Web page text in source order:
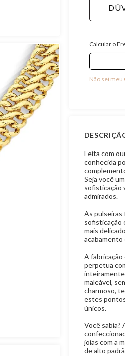
Calcular o
Não sei meu
Feita com
conhecida
Seja você
sofisticação
admirados.
As pulseiras
sofisticação
mais
acabamento
A fabricação
perpetua
maleável,
charmoso,
estes
únicos.
Você sabia?
joias com a
de alto